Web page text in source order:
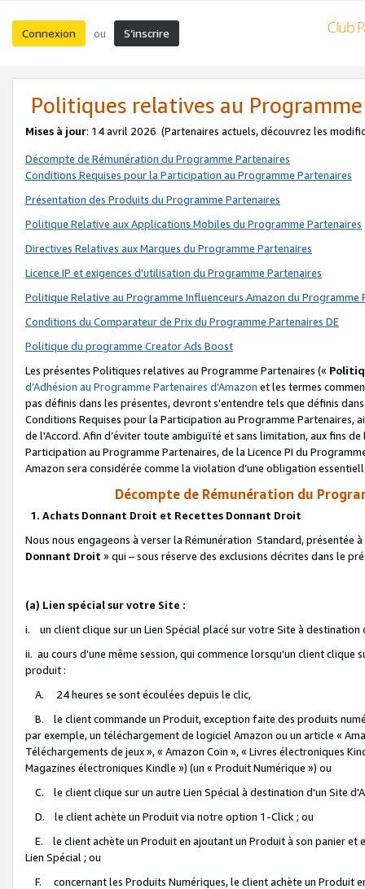
Connexion ou S’inscrire
Politiques relatives au
Mises à jour: 14 avril 2026 (Partenaires actuels, découvrez les
Décompte de Rémunération du Programme Partenaires
Conditions Requises pour la Participation au Programme Partenaires
Présentation des Produits du Programme Partenaires
Politique Relative aux Applications Mobiles du Programme Partenaires
Directives Relatives aux Marques du Programme Partenaires
Licence IP et exigences d'utilisation du Programme Partenaires
Politique Relative au Programme Influenceurs Amazon du Programme
Conditions du Comparateur de Prix du Programme Partenaires DE
Politique du programme Creator Ads Boost
Les présentes Politiques relatives au Programme Partenaires («
d’Adhésion au Programme Partenaires d'Amazon et les termes
pas définis dans les présentes, devront s'entendre tels que définis
Conditions Requises pour la Participation au Programme Partenaires,
de l'Accord. Afin d’éviter toute ambiguïté et sans limitation, aux fins
Participation au Programme Partenaires, de la Licence PI du
Amazon sera considérée comme la violation d’une obligation
Décompte de Rémunération du
1. Achats Donnant Droit et Recettes Donnant Droit
Nous nous engageons à verser la Rémunération Standard, présentée
Donnant Droit » qui – sous réserve des exclusions décrites dans le
(a) Lien spécial sur votre Site :
i. un client clique sur un Lien Spécial placé sur votre Site à destination
ii. au cours d'une même session, qui commence lorsqu'un client
produit :
A. 24 heures se sont écoulées depuis le clic,
B. le client commande un Produit, exception faite des produits
par exemple, un téléchargement de logiciel Amazon ou un article «
Téléchargements de jeux », « Amazon Coin », « Livres électroniques
Magazines électroniques Kindle ») (un « Produit Numérique ») ou
C. le client clique sur un autre Lien Spécial à destination d'un Site
D. le client achète un Produit via notre option 1-Click ; ou
E. le client achète un Produit en ajoutant un Produit à son panier et
Lien Spécial ; ou
F. concernant les Produits Numériques, le client achète un Produit